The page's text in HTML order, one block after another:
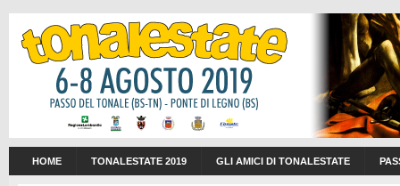
HOME TONALESTATE 2019 GLI AMICI DI TONALESTATE